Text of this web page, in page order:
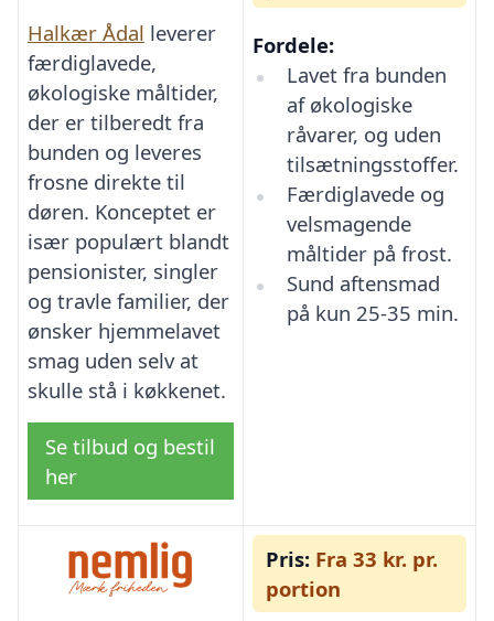
Halkær Ådal leverer
færdiglavede,
økologiske måltider,
der er tilberedt fra
bunden og leveres
frosne direkte til
døren. Konceptet er
især populært blandt
pensionister, singler
og travle familier, der
ønsker hjemmelavet
smag uden selv at
skulle stå i køkkenet.
Se tilbud og bestil
her
Fordele:
Lavet fra bunden
af økologiske
råvarer, og uden
tilsætningsstoffer.
Færdiglavede og
velsmagende
måltider på frost.
Sund aftensmad
på kun 25-35 min.
Pris: Fra 33 kr. pr.
portion